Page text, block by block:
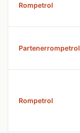
Rompetrol
Partenerrompetrol
Rompetrol